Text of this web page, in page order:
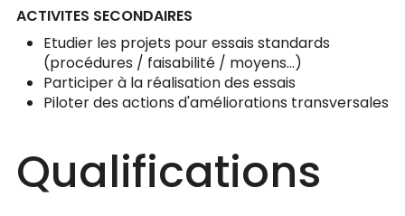
ACTIVITES SECONDAIRES
Etudier les projets pour essais standards
(procédures / faisabilité / moyens…)
Participer à la réalisation des essais
Piloter des actions d'améliorations transversales
Qualifications